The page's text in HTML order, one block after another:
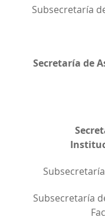
Subsecretaría
Secretaría de
Subsecretaría